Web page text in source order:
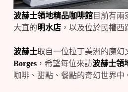
波赫士領地精品咖啡館目前有兩
大直的明水店，以及位於民權西
波赫士取自一位拉丁美洲的魔幻
Borges，希望每位來訪波赫士領
咖啡、甜點、餐點的奇幻世界中